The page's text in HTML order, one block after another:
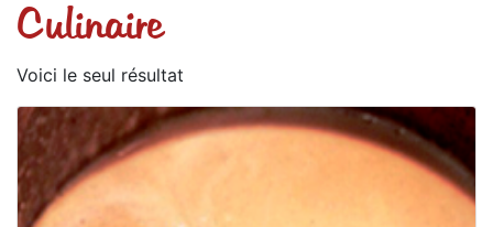
Culinaire
Voici le seul résultat